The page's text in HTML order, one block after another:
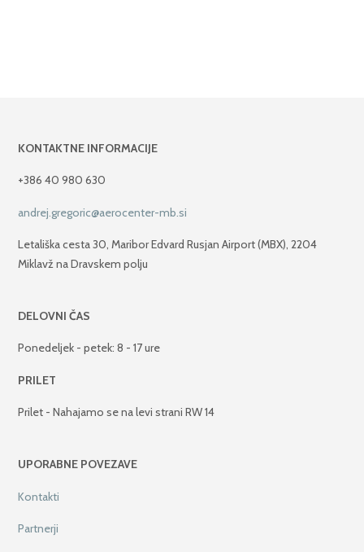
KONTAKTNE INFORMACIJE
+386 40 980 630
andrej.gregoric@aerocenter-mb.si
Letališka cesta 30, Maribor Edvard Rusjan Airport (MBX), 2204
Miklavž na Dravskem polju
DELOVNI ČAS
Ponedeljek - petek: 8 - 17 ure
PRILET
Prilet - Nahajamo se na levi strani RW 14
UPORABNE POVEZAVE
Kontakti
Partnerji